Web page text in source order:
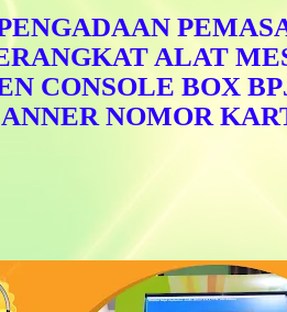
ALAT
CONSOLE BOX
NOMOR